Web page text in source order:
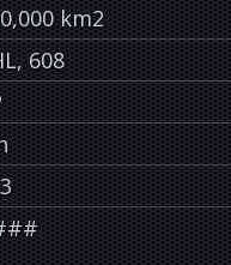
km2
608